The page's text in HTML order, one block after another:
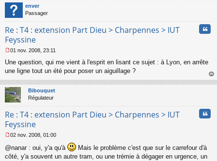
n
o
n
u
enver
Passager
Re : T4 : extension Part Dieu > Charpennes > IUT
Feyssine
e
s
a
g
e
o
l
u
01 nov. 2008, 23:11
Une question, qui me vient à l'esprit en lisant ce sujet : à Lyon, en arrête
une ligne tout un été pour poser un aiguillage ?
au
Bibouquet
Régulateur
Re : T4 : extension Part Dieu > Charpennes > IUT
Feyssine
e
s
02 nov. 2008, 01:00
@nanar : oui, y'a qu'à
Mais le problème c'est que sur le carrefour d'à
côté, y'a souvent un autre tram, ou une trémie à dégager en urgence, un